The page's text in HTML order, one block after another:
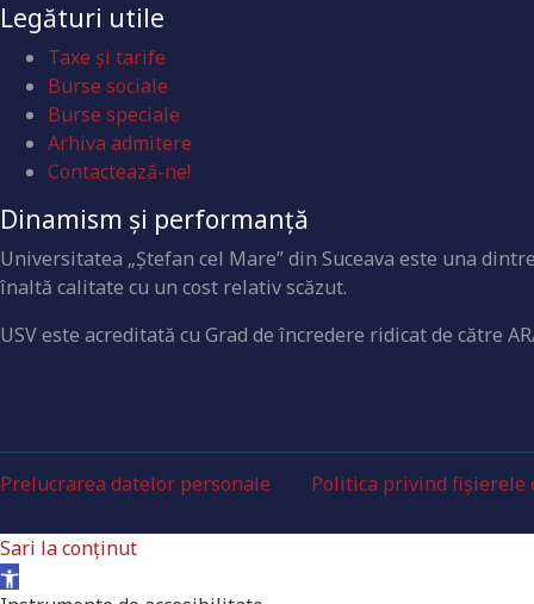
Legături utile
Taxe și tarife
Burse sociale
Burse speciale
Arhiva admitere
Contactează-ne!
Dinamism și performanță
Universitatea „Ştefan cel Mare” din Suceava este una
înaltă calitate cu un cost relativ scăzut.
USV este acreditată cu Grad de încredere ridicat de către
Prelucrarea datelor personale Politica privind fișierele
Sari la conținut
Deschide bara de unelte